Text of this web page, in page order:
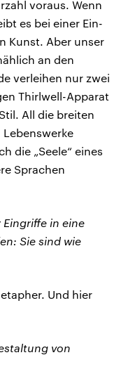
voraus. Wenn
es bei einer Ein-
Kunst. Aber unser
an den
verleihen nur zwei
Thirlwell-Apparat
All die breiten
die „Seele“ eines
Sprachen
Eingriffe in eine
Sie sind wie
Und hier
von